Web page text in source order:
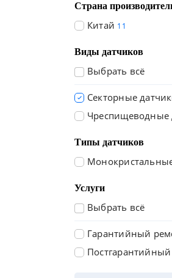
Страна
Китай 11
Виды датчиков
Выбрать всё
Секторные
Чреспищеводные
Типы датчиков
Услуги
Выбрать всё
Гарантийный